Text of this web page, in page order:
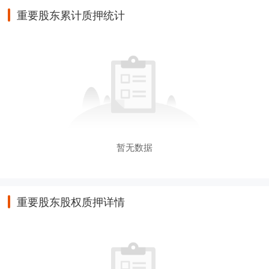
重要股东累计质押统计
暂无数据
重要股东股权质押详情